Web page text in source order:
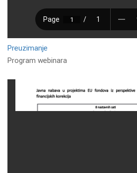
Preuzimanje
Program webinara